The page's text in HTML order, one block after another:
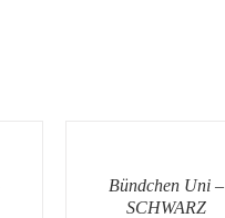
Bündchen Uni –
SCHWARZ